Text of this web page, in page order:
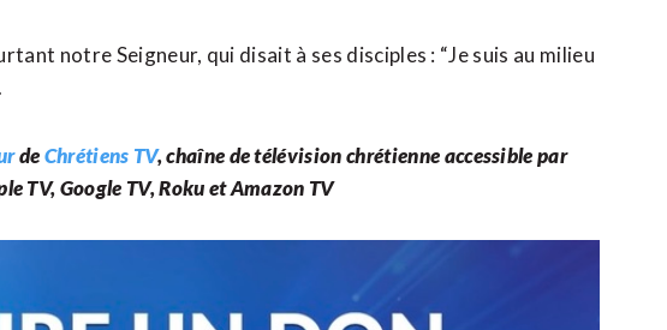
notre Seigneur, qui disait à ses disciples : “Je suis au milieu
deChrétiens TV, chaîne de télévision chrétienneaccessible par
TV, Google TV, Roku et Amazon TV